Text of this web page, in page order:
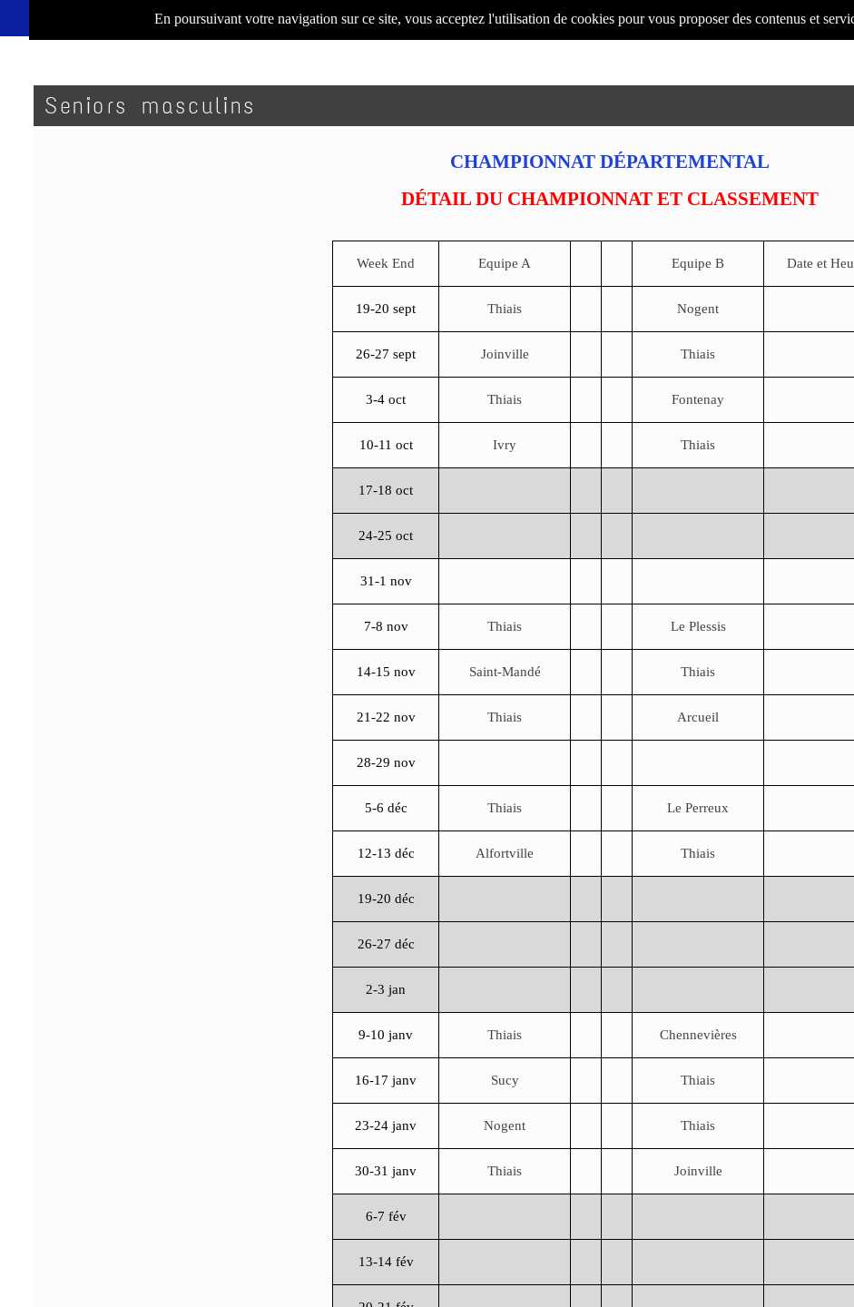
En poursuivant votre navigation sur ce site, vous acceptez l'utilisation de cookies pour vous proposer des contenus et
Seniors masculins
CHAMPIONNAT DÉPARTEMENTAL
DÉTAIL DU CHAMPIONNAT ET CLASSEMENT
Week End Equipe A Equipe B Date et
19-20 sept Thiais Nogent
26-27 sept Joinville Thiais
3-4 oct Thiais Fontenay
10-11 oct Ivry Thiais
17-18 oct
24-25 oct
31-1 nov
7-8 nov Thiais Le Plessis
14-15 nov Saint-Mandé Thiais
21-22 nov Thiais Arcueil
28-29 nov
5-6 déc Thiais Le Perreux
12-13 déc Alfortville Thiais
19-20 déc
26-27 déc
2-3 jan
9-10 janv Thiais Chennevières
16-17 janv Sucy Thiais
23-24 janv Nogent Thiais
30-31 janv Thiais Joinville
6-7 fév
13-14 fév